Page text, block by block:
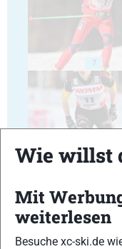
7
9
Wie willst
Mit
weiterlesen
Besuche xc-ski.de